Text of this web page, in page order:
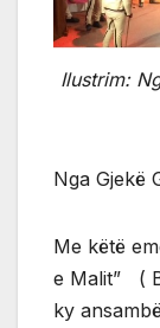
Ilustrim:
Nga Gjekë
Me këtë
e Malit” (
ky